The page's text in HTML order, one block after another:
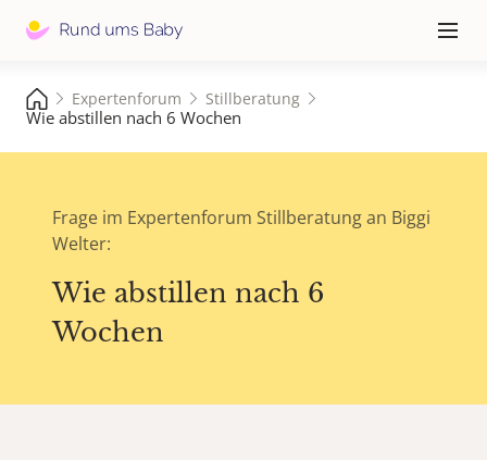
≡
Expertenforum Stillberatung
Wie abstillen nach 6 Wochen
Frage im Expertenforum Stillberatung an Biggi
Welter:
Wie abstillen nach 6
Wochen